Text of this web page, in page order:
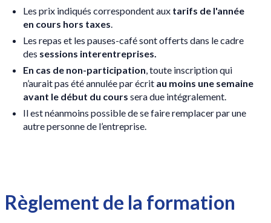
Les prix indiqués correspondent aux tarifs de l'année
en cours hors taxes.
Les repas et les pauses-café sont offerts dans le cadre
des sessions interentreprises.
En cas de non-participation, toute inscription qui
n’aurait pas été annulée par écrit au moins une semaine
avant le début du cours sera due intégralement.
Il est néanmoins possible de se faire remplacer par une
autre personne de l’entreprise.
Règlement de la formation